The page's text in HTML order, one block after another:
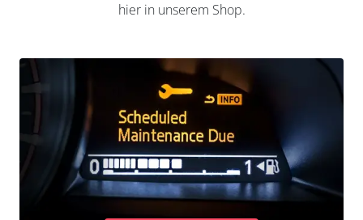
hier in unserem Shop.